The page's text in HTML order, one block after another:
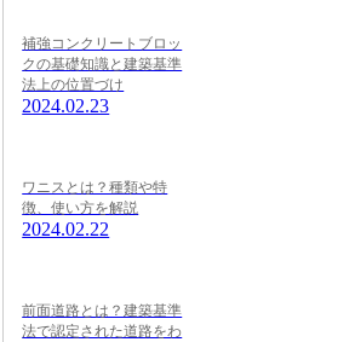
補強コンクリートブロッ
クの基礎知識と建築基準
法上の位置づけ
2024.02.23
ワニスとは？種類や特
徴、使い方を解説
2024.02.22
前面道路とは？建築基準
法で認定された道路をわ